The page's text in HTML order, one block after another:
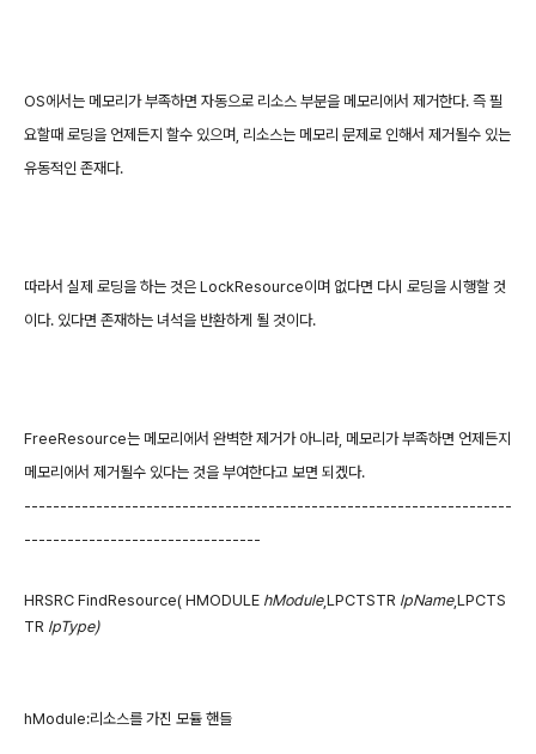
OS에서는 메모리가 부족하면 자동으로 리소스 부분을 메모리에서 제거한다. 즉 필
요할때 로딩을 언제든지 할수 있으며, 리소스는 메모리 문제로 인해서 제거될수 있는
유동적인 존재다.
따라서 실제 로딩을 하는 것은 LockResource이며 없다면 다시 로딩을 시행할 것
이다. 있다면 존재하는 녀석을 반환하게 될 것이다.
FreeResource는 메모리에서 완벽한 제거가 아니라, 메모리가 부족하면 언제든지
메모리에서 제거될수 있다는 것을 부여한다고 보면 되겠다.
--------------------------------------------------------------------
---------------------------------
HRSRC FindResource( HMODULE hModule,LPCTSTR lpName,LPCTS
TR lpType)
hModule:리소스를 가진 모듈 핸들